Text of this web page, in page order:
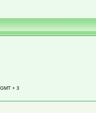
+ 3